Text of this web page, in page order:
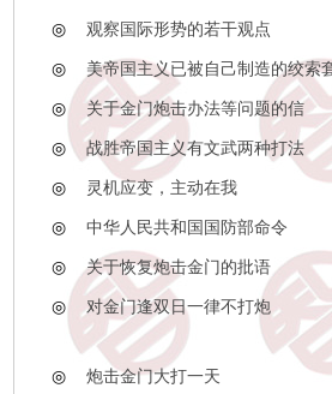
◎ 观察国际形势的若干观点
◎ 美帝国主义已被自己制造的绞索
◎ 关于金门炮击办法等问题的信
◎ 战胜帝国主义有文武两种打法
◎ 灵机应变，主动在我
◎ 中华人民共和国国防部命令
◎ 关于恢复炮击金门的批语
◎ 对金门逢双日一律不打炮
◎ 炮击金门大打一天